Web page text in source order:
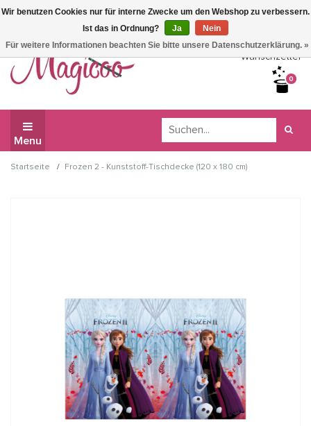
Wir haben Betriebsferien, daher können Sie derzeit nicht
bestellen.
Wunschzettel
0
Menu
Startseite / Frozen 2 - Kunststoff-Tischdecke (120 x 180 cm)
Wir benutzen Cookies nur für interne Zwecke um den Webshop zu verbessern.
Ist das in Ordnung?
Ja
Nein
Für weitere Informationen beachten Sie bitte unsere Datenschutzerklärung. »